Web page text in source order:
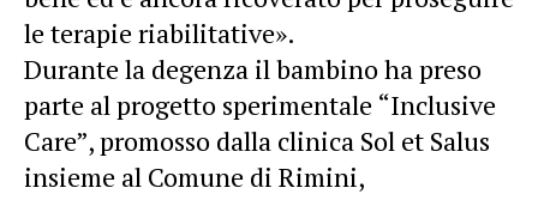
le terapie riabilitative».
Durante la degenza il bambino ha preso
parte al progetto sperimentale “Inclusive
Care”, promosso dalla clinica Sol et Salus
insieme al Comune di Rimini,